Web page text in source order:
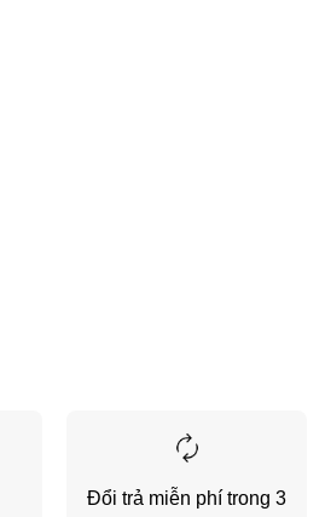
Đổi trả miễn phí trong 3